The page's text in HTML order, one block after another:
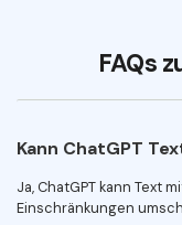
FAQs
Kann ChatGPT
Ja, ChatGPT kann Text
Einschränkungen